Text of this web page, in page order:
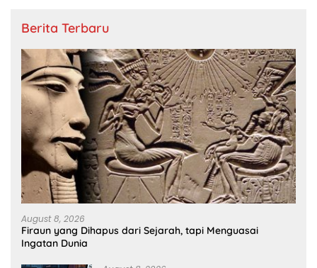
Berita Terbaru
August 8, 2026
Firaun yang Dihapus dari Sejarah, tapi Menguasai
Ingatan Dunia